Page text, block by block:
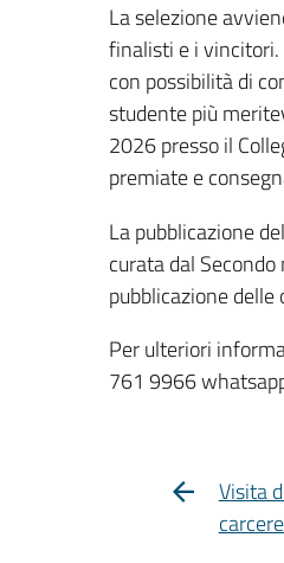
La selezione
finalisti e i
con possibilità di
studente più
2026 presso il
premiate e
La pubblicazione
curata dal
pubblicazione
Per ulteriori
761 9966
Visita